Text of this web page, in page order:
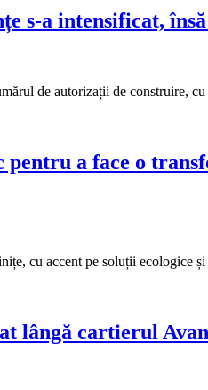
s-a intensificat,
de autorizații de construire,
pentru a face o
cu accent pe soluții ecologice
lângă cartierul